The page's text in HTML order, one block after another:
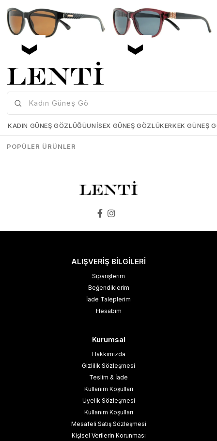
Mia-Maria-OF127-C2-56 Mia-Maria-OF126-C3-56
ALIŞVERİŞ BİLGİLERİ
Siparişlerim
Beğendiklerim
İade Taleplerim
Hesabım
Kurumsal
Hakkımızda
Gizlilik Sözleşmesi
Teslim & İade
Kullanım Koşulları
Üyelik Sözleşmesi
Kullanım Koşulları
Mesafeli Satış Sözleşmesi
Kişisel Verilerin Korunması
KADIN GÜNEŞ GÖZLÜĞÜUNISEX GÜNEŞ GÖZLÜKERKEK GÜNEŞ
POPÜLER ÜRÜNLER